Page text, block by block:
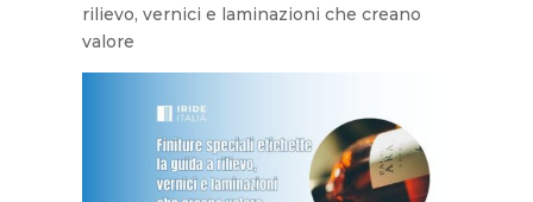
rilievo, vernici e laminazioni che creano
valore